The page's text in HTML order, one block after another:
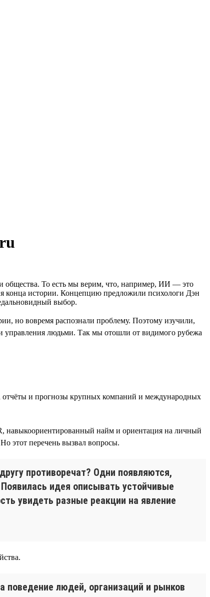
общества. То есть мы верим, что, например, ИИ — это
конца истории. Концепцию предложили психологи Дэн
выбор.
но вовремя распознали проблему. Поэтому изучили,
управления людьми. Так мы отошли от видимого рубежа
отчёты и прогнозы крупных компаний и международных
навыкоориентированный найм и ориентация на личный
этот перечень вызвал вопросы.
противоречат? Одни появляются,
идея описывать устойчивые
увидеть разные реакции на явление
поведение людей, организаций и рынков